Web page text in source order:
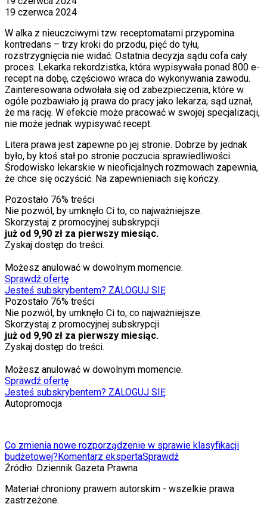
19 czerwca 2024
W alka z nieuczciwymi tzw. receptomatami przypomina
kontredans – trzy kroki do przodu, pięć do tyłu,
rozstrzygnięcia nie widać. Ostatnia decyzja sądu cofa cały
proces. Lekarka rekordzistka, która wypisywała ponad 800 e-
recept na dobę, częściowo wraca do wykonywania zawodu.
Zainteresowana odwołała się od zabezpieczenia, które w
ogóle pozbawiało ją prawa do pracy jako lekarza; sąd uznał,
że ma rację. W efekcie może pracować w swojej specjalizacji,
nie może jednak wypisywać recept.
Litera prawa jest zapewne po jej stronie. Dobrze by jednak
było, by ktoś stał po stronie poczucia sprawiedliwości.
Środowisko lekarskie w nieoficjalnych rozmowach zapewnia,
że chce się oczyścić. Na zapewnieniach się kończy.
Pozostało 76% treści
Nie pozwól, by umknęło Ci to, co najważniejsze.
Skorzystaj z promocyjnej subskrypcji
już od 9,90 zł za pierwszy miesiąc.
Zyskaj dostęp do treści.
Możesz anulować w dowolnym momencie.
Sprawdź ofertę
Jesteś subskrybentem? ZALOGUJ SIĘ
Pozostało 76% treści
Nie pozwól, by umknęło Ci to, co najważniejsze.
Skorzystaj z promocyjnej subskrypcji
już od 9,90 zł za pierwszy miesiąc.
Zyskaj dostęp do treści.
Możesz anulować w dowolnym momencie.
Sprawdź ofertę
Jesteś subskrybentem? ZALOGUJ SIĘ
Autopromocja
Co zmienia nowe rozporządzenie w sprawie klasyfikacji
budżetowej?Komentarz ekspertaSprawdź
Źródło: Dziennik Gazeta Prawna
Materiał chroniony prawem autorskim - wszelkie prawa
zastrzeżone.